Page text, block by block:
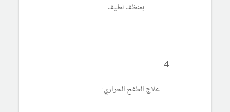
بمنظف لطيف.
علاج الطفح الحراري: